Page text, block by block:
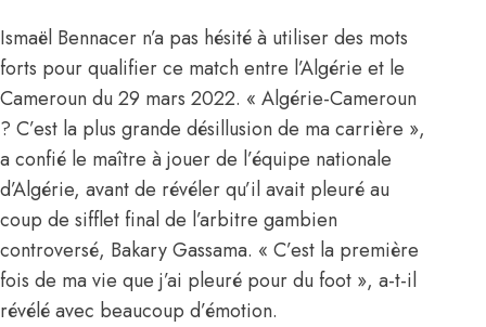
Ismaël Bennacer n’a pas hésité à utiliser des mots
forts pour qualifier ce match entre l’Algérie et le
Cameroun du 29 mars 2022. « Algérie-Cameroun
? C’est la plus grande désillusion de ma carrière »,
a confié le maître à jouer de l’équipe nationale
d’Algérie, avant de révéler qu’il avait pleuré au
coup de sifflet final de l’arbitre gambien
controversé, Bakary Gassama. « C’est la première
fois de ma vie que j’ai pleuré pour du foot », a-t-il
révélé avec beaucoup d’émotion.